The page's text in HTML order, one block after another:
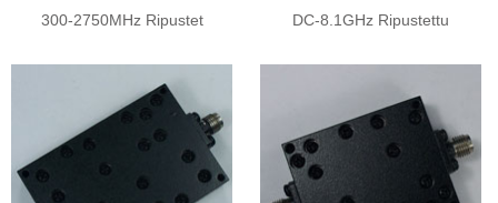
300-2750MHz Ripustet DC-8.1GHz Ripustettu